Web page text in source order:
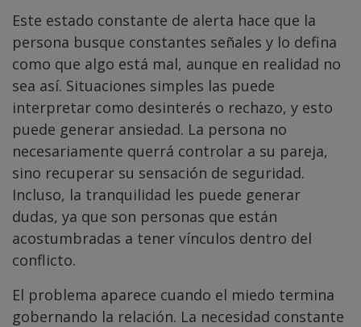
Este estado constante de alerta hace que la
persona busque constantes señales y lo defina
como que algo está mal, aunque en realidad no
sea así. Situaciones simples las puede
interpretar como desinterés o rechazo, y esto
puede generar ansiedad. La persona no
necesariamente querrá controlar a su pareja,
sino recuperar su sensación de seguridad.
Incluso, la tranquilidad les puede generar
dudas, ya que son personas que están
acostumbradas a tener vínculos dentro del
conflicto.
El problema aparece cuando el miedo termina
gobernando la relación. La necesidad constante